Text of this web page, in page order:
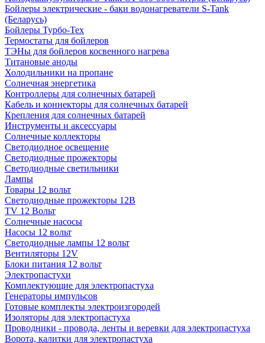
Бойлеры электрические - баки водонагреватели S-Tank
(Беларусь)
Бойлеры Турбо-Тех
Термостаты для бойлеров
ТЭНы для бойлеров косвенного нагрева
Титановые аноды
Холодильники на пропане
Солнечная энергетика
Контроллеры для солнечных батарей
Кабель и коннекторы для солнечных батарей
Крепления для солнечных батарей
Инструменты и аксессуары
Солнечные коллекторы
Светодиодное освещение
Светодиодные прожекторы
Светодиодные светильники
Лампы
Товары 12 вольт
Светодиодные прожекторы 12В
TV 12 Вольт
Солнечные насосы
Насосы 12 вольт
Светодиодные лампы 12 вольт
Вентиляторы 12V
Блоки питания 12 вольт
Электропастухи
Комплектующие для электропастуха
Генераторы импульсов
Готовые комплекты электроизгородей
Изоляторы для электропастуха
Проводники - провода, ленты и веревки для электропастуха
Ворота, калитки для электропастуха